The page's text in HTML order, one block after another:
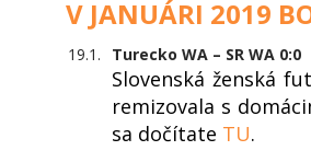
V JANUÁRI 2019
19.1. Turecko WA – SR WA 0:0
Slovenská ženská
remizovala s
sa dočítate TU.